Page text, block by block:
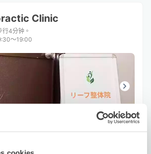
cookies
Clinic
4分钟。
〜19:00